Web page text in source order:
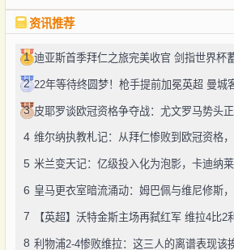
资讯推荐
1 迪亚斯首季拜仁之旅完美收官 剑指世界杯
2 22年等待终圆梦！枪手提前加冕英超 曼城
3 皮耶罗谈欧冠资格争夺战：尤文罗马势头
4 维尔纳执教札记：从拜仁惨败到欧冠资格
5
6 皇马更衣室暗流涌动：姆巴佩与维尼修斯
7 【英超】沃特金斯主场再弑红军 维拉4比2
8 利物浦2-4惨败维拉：这三人的离谱表现该